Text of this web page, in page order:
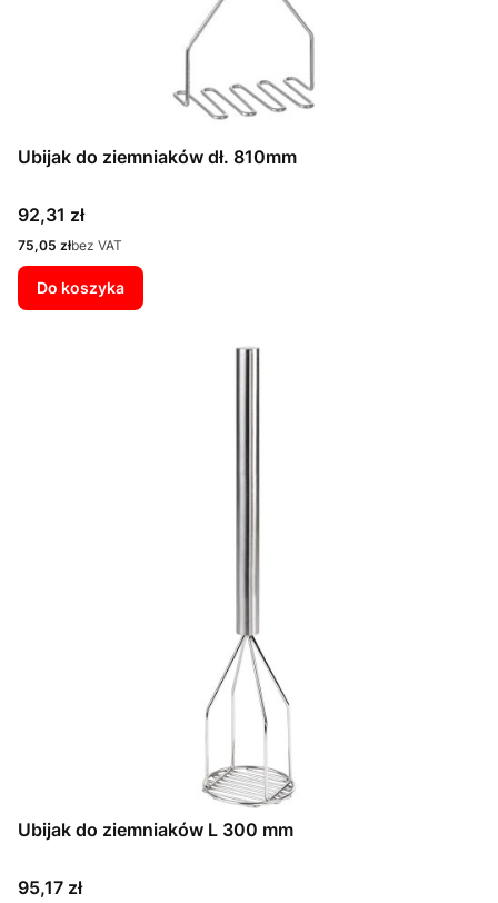
Ubijak do ziemniaków dł. 810mm
Cena
92,31 zł
Cena
75,05 złbez VAT
Do koszyka
Ubijak do ziemniaków L 300 mm
Cena
95,17 zł